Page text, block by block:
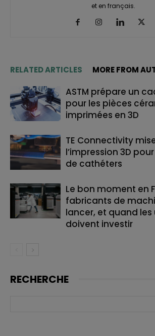
et en français.
RELATED ARTICLES MORE FROM
ASTM prépare un
pour les pièces
imprimées en 3D
TE Connectivity
l’impression 3D
de cathéters
Le bon moment en
fabricants de
lancer, et quand les
doivent investir
RECHERCHE